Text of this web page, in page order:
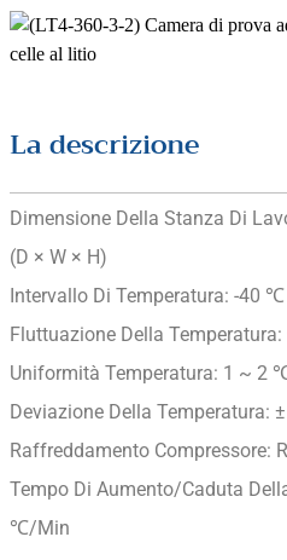
La descrizione
Dimensione Della Stanza Di
(D × W × H)
Intervallo Di Temperatura: -40
Fluttuazione Della
Uniformità Temperatura: 1 ~ 2
Deviazione Della Temperatura:
Raffreddamento Compressore:
Tempo Di Aumento/caduta
℃/min